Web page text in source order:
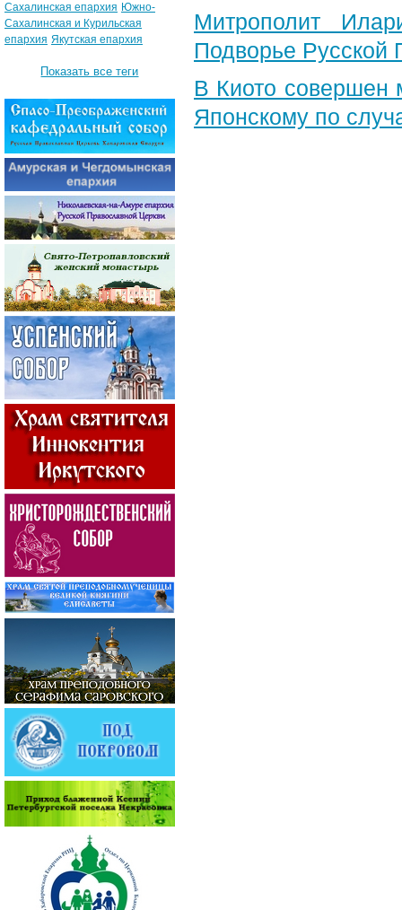
Митрополит
Подворье Русской
В Киото совершен
Японскому по
Сахалинская епархия Южно-
Сахалинская и Курильская
епархия Якутская епархия
Показать все теги